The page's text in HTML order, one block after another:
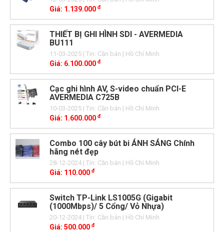
Giá: 1.139.000 đ
THIẾT BỊ GHI HÌNH SDI - AVERMEDIA
BU111
11-03-2025| Tin: Cần bán | Hồ Chí Minh
Giá: 6.100.000 đ
Cạc ghi hình AV, S-video chuẩn PCI-E
AVERMEDIA C725B
10-03-2025| Tin: Cần bán | Hồ Chí Minh
Giá: 1.600.000 đ
Combo 100 cây bút bi ÁNH SÁNG Chính
hãng nét đẹp
28-12-2024| Tin: Cần bán | Hồ Chí Minh
Giá: 110.000 đ
Switch TP-Link LS1005G (Gigabit
(1000Mbps)/ 5 Cổng/ Vỏ Nhựa)
20-12-2024| Tin: Cần bán | Hồ Chí Minh
Giá: 500.000 đ